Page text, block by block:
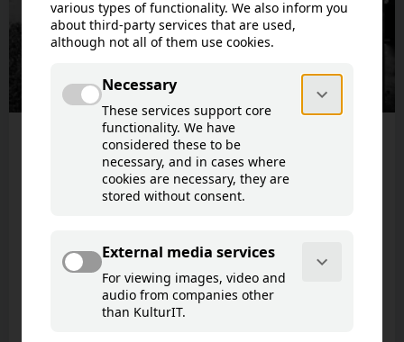
This article is not available in your
language.
Minnetavla på Trondheim stasjon
Goto map